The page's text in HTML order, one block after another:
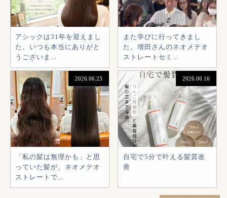
アシックは31年を迎えまし
た。いつも本当にありがと
うございま...
また学びに行ってきまし
た。増田さんのネオメテオ
ストレートセミ...
2026.06.23
「私の髪は無理かも」と思
っていた髪が、ネオメテオ
ストレートで...
2026.06.16
自宅で5分で叶える髪質改
善